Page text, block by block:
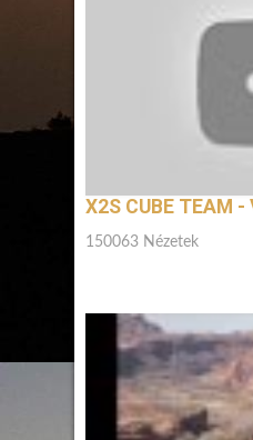
X2S CUBE TEAM
150063 Nézetek